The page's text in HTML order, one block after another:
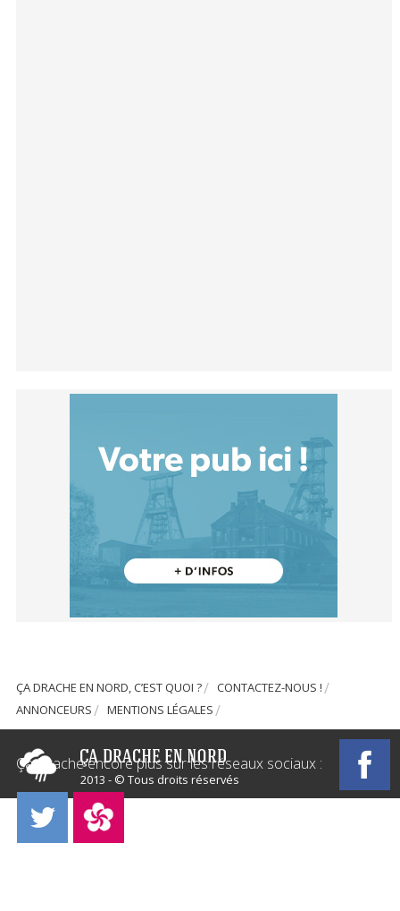
ÇA DRACHE EN NORD, C’EST QUOI ?
CONTACTEZ-NOUS !
ANNONCEURS
MENTIONS LÉGALES
2013 - © Tous droits réservés
Ça Drache encore plus sur les réseaux sociaux :